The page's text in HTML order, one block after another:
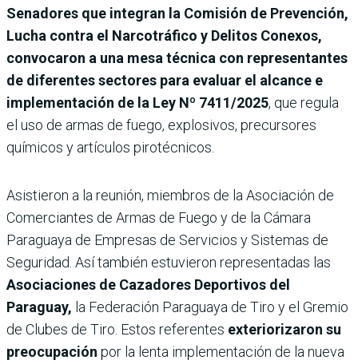
Senadores que integran la Comisión de Prevención,
Lucha contra el Narcotráfico y Delitos Conexos,
convocaron a una mesa técnica con representantes
de diferentes sectores para evaluar el alcance e
implementación de la Ley Nº 7411/2025, que regula
el uso de armas de fuego, explosivos, precursores
químicos y artículos pirotécnicos.
Asistieron a la reunión, miembros de la Asociación de
Comerciantes de Armas de Fuego y de la Cámara
Paraguaya de Empresas de Servicios y Sistemas de
Seguridad. Así también estuvieron representadas las
Asociaciones de Cazadores Deportivos del
Paraguay, la Federación Paraguaya de Tiro y el Gremio
de Clubes de Tiro. Estos referentes exteriorizaron su
preocupación por la lenta implementación de la nueva